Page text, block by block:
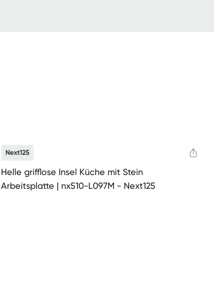
Next125
Helle grifflose Insel Küche mit Stein
Arbeitsplatte | nx510-L097M - Next125